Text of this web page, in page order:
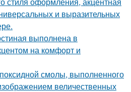
и выразительных
выполнена в
на комфорт и
смолы, выполненного
величественных